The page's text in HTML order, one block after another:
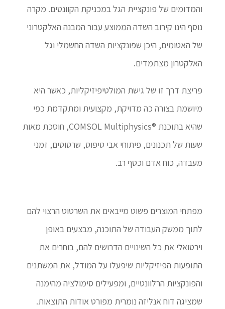
והמדומים של פונקציית הגל במכניקת הקוונטים. מקרה
נוסף הינו קירוב השדה הממוצע עבור המבנה האלקטרוני
של האטומים, היכן שפונקציות השדה החשמלי וגל
האלקטרון מצתמדים.
פריצת דרך זו של גישת המולטיפיזיקליות, כאשר היא
מיושמת בצורה כה מדויקת, מקצועית ומתקדמת כפי
שהיא בתוכנת ®COMSOL Multiphysics, חוסכת מאות
שעות של תכנונים, פיתוחי אבי טיפוס, שרטוטים, זמני
מעבדה, כוח אדם וכסף רב.
מפתחי המוצרים פשוט מייבאים את השרטוט הרצוי להם
לתוך ממשק העבודה של התוכנה, מבצעים באופן
וירטואלי את כל השינויים הדרושים להם, בוחרים את
התופעות הפיזיקליות שיפעלו על המודל, את המשתנים
והפונקציות הרלוונטיים, ומפעילים סימולציה מהימנה
שמציגה דוח אנליזה נומרית מפורט אודות התוצאות.